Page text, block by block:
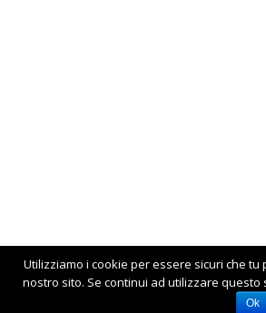
Utilizziamo i cookie per essere sicuri che
nostro sito. Se continui ad utilizzare
Ok